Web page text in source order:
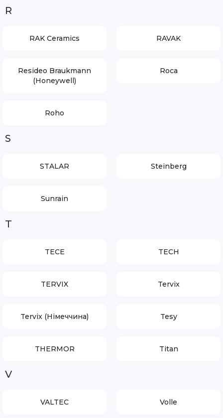
R
RAK Ceramics RAVAK
Resideo Braukmann
(Honeywell)
Roca
Roho
S
STALAR Steinberg
Sunrain
T
TECE TECH
TERVIX Tervix
Tervix (Німеччина) Tesy
THERMOR Titan
V
VALTEC Volle